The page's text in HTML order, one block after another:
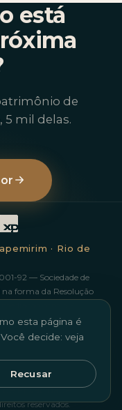
está
de
mil delas.
· Rio de
92 — Sociedade de
na forma da Resolução
com a XP
possuem risco.
superiores aos
é garantia de
722 3730.
Conosco
de Privacidade
reservados.
esta página é
decide: veja
Recusar